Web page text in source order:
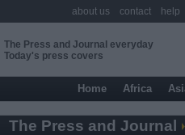
The Press and Journal everyday
Today's press covers
Home Africa
The Press and Journal
about us contact help